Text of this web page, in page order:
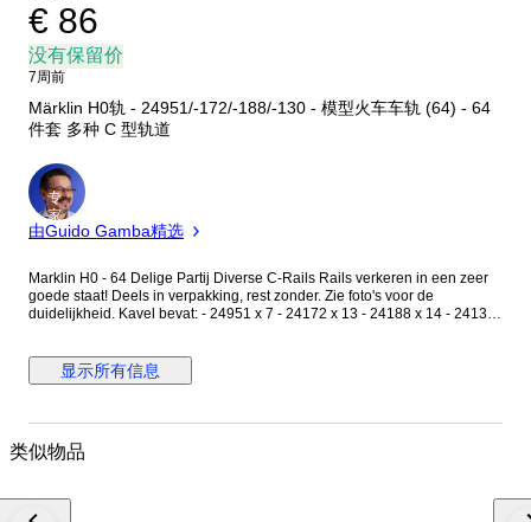
€ 86
没有保留价
7周前
Märklin H0轨 - 24951/-172/-188/-130 - 模型火车车轨 (64) - 64
件套 多种 C 型轨道
专
家
由Guido Gamba精选
Marklin H0 - 64 Delige Partij Diverse C-Rails Rails verkeren in een zeer
goede staat! Deels in verpakking, rest zonder. Zie foto's voor de
duidelijkheid. Kavel bevat: - 24951 x 7 - 24172 x 13 - 24188 x 14 - 24130
een mooie indruk, ook onderdeel van de beschrijving.
显示所有信息
类似物品